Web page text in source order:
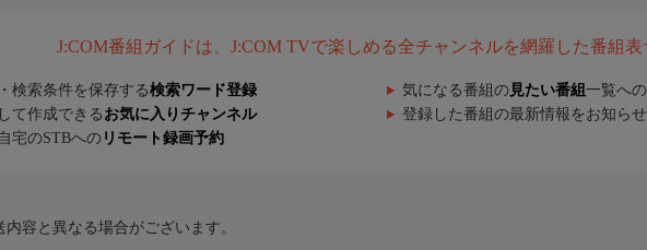
J:COM番組ガイドは、J:COM TVで楽しめる全チャンネルを網羅した番組
検索条件を保存する検索ワード登録 気になる番組の 見たい番組 一覧へ
て作成できる お気に入りチャンネル
登録した番組の最新情報をお知ら
宅のSTBへのリモート録画予約
容と異なる場合がございます。